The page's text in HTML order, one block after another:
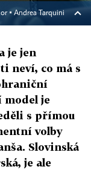
▪Andrea Tarquini
je jen
neví, co má s
model je
s přímou
volby
Slovinská
je ale